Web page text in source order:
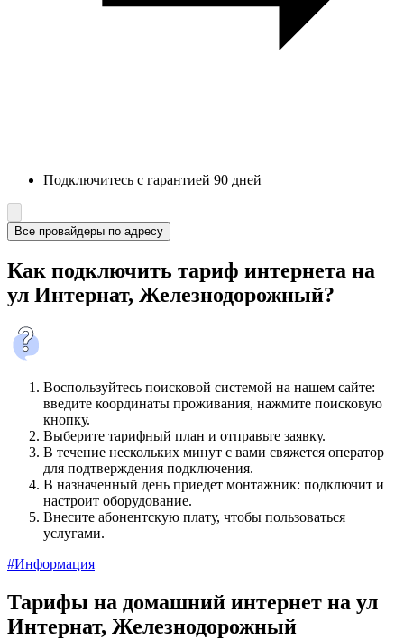
Подключитесь с гарантией 90 дней
Все провайдеры по адресу
Как подключить тариф интернета на
ул Интернат, Железнодорожный?
Воспользуйтесь поисковой системой на нашем сайте:
введите координаты проживания, нажмите поисковую
кнопку.
Выберите тарифный план и отправьте заявку.
В течение нескольких минут с вами свяжется оператор
для подтверждения подключения.
В назначенный день приедет монтажник: подключит и
настроит оборудование.
Внесите абонентскую плату, чтобы пользоваться
услугами.
#Информация
Тарифы на домашний интернет на ул
Интернат, Железнодорожный